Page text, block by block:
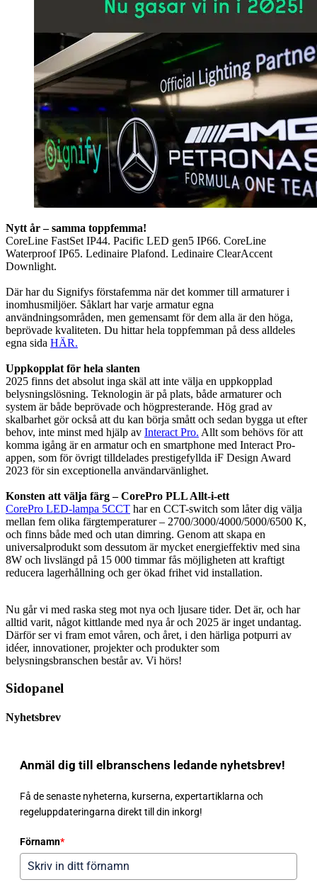
Nytt år – samma toppfemma!
CoreLine FastSet IP44. Pacific LED gen5 IP66. CoreLine
Waterproof IP65. Ledinaire Plafond. Ledinaire ClearAccent
Downlight.
Där har du Signifys förstafemma när det kommer till armaturer i
inomhusmiljöer. Såklart har varje armatur egna
användningsområden, men gemensamt för dem alla är den höga,
beprövade kvaliteten. Du hittar hela toppfemman på dess alldeles
egna sida HÄR.
Uppkopplat för hela slanten
2025 finns det absolut inga skäl att inte välja en uppkopplad
belysningslösning. Teknologin är på plats, både armaturer och
system är både beprövade och högpresterande. Hög grad av
skalbarhet gör också att du kan börja smått och sedan bygga ut efter
behov, inte minst med hjälp av Interact Pro. Allt som behövs för att
komma igång är en armatur och en smartphone med Interact Pro-
appen, som för övrigt tilldelades prestigefyllda iF Design Award
2023 för sin exceptionella användarvänlighet.
Konsten att välja färg – CorePro PLL Allt-i-ett
CorePro LED-lampa 5CCT har en CCT-switch som låter dig välja
mellan fem olika färgtemperaturer – 2700/3000/4000/5000/6500 K,
och finns både med och utan dimring. Genom att skapa en
universalprodukt som dessutom är mycket energieffektiv med sina
8W och livslängd på 15 000 timmar fås möjligheten att kraftigt
reducera lagerhållning och ger ökad frihet vid installation.
Nu går vi med raska steg mot nya och ljusare tider. Det är, och har
alltid varit, något kittlande med nya år och 2025 är inget undantag.
Därför ser vi fram emot våren, och året, i den härliga potpurri av
idéer, innovationer, projekter och produkter som
belysningsbranschen består av. Vi hörs!
Sidopanel
Nyhetsbrev
Anmäl dig till elbranschens ledande nyhetsbrev!
Få de senaste nyheterna, kurserna, expertartiklarna och
regeluppdateringarna direkt till din inkorg!
Förnamn*